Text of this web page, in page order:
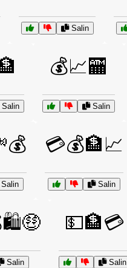
Salin
💰📈🏧
Salin
💳💰🏦📈
Salin
Salin
💵🏦💳
Salin